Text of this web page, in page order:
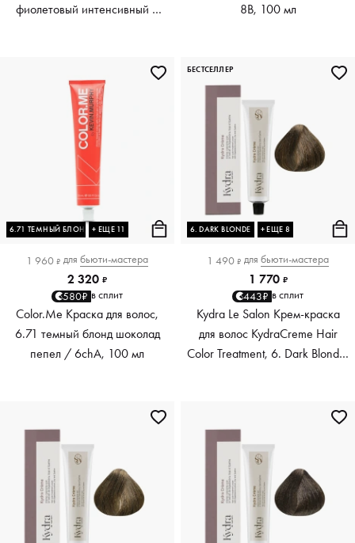
фиолетовый интенсивный /
8B, 100 мл
6.71 ТЕМНЫЙ БЛОНД ШОКОЛАД ПЕПЕЛ
+ ЕЩЕ 11
1 960 ₽ для бьюти-мастера
2 320 ₽
580₽ в сплит
Color.Me Краска для волос,
6.71 темный блонд шоколад
пепел / 6chA, 100 мл
6. DARK BLONDE + ЕЩЕ 8
1 490 ₽ для бьюти-мастера
1 770 ₽
443₽ в сплит
Kydra Le Salon Крем-краска
для волос KydraCreme Hair
Color Treatment, 6. Dark Blonde,
БЕСТСЕЛЛЕР